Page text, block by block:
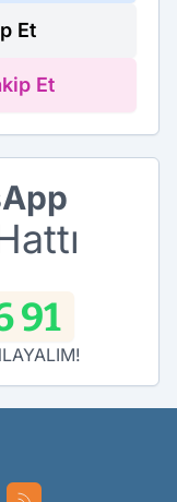
Et
Et
91